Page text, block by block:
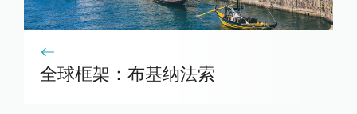
全球框架：布基纳法索